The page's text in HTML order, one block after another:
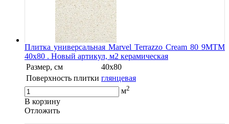
Плитка универсальная Marvel Terrazzo Cream 80 9MTM
40x80 . Новый артикул, м2 керамическая
Размер, см
40x80
Поверхность плитки глянцевая
м2
В корзину
Oтложить